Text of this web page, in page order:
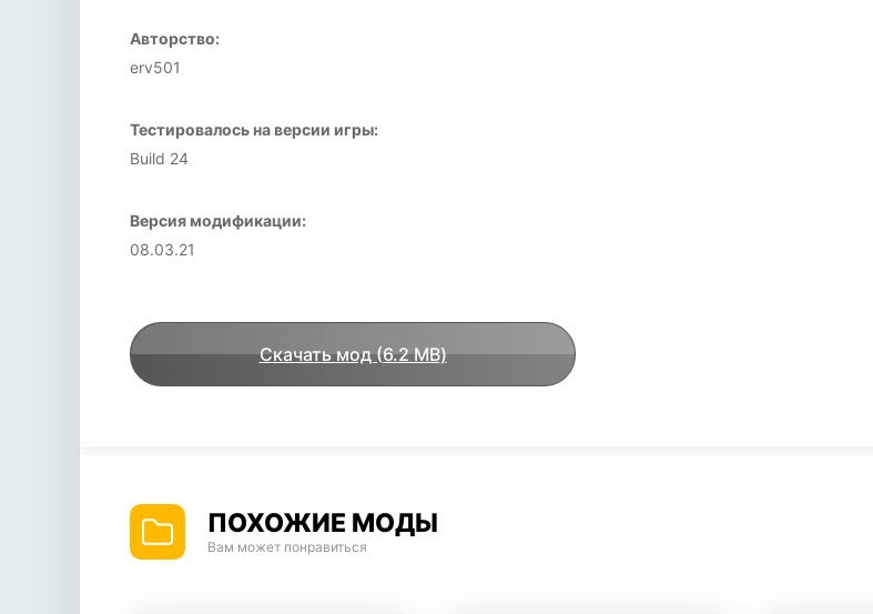
Авторство:
erv501
Тестировалось на версии игры:
Build 24
Версия модификации:
08.03.21
Скачать мод (6.2 MB)
ПОХОЖИЕ МОДЫ
Вам может понравиться